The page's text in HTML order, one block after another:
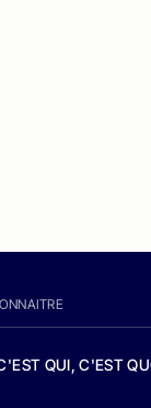
QUI, C'EST